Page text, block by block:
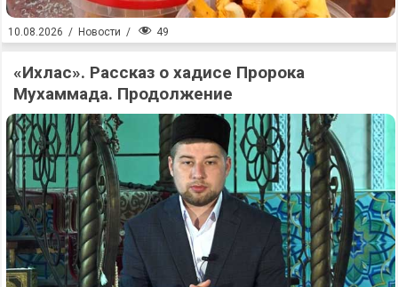
10.08.2026 / Новости / 49
«Ихлас». Рассказ о хадисе Пророка
Мухаммада. Продолжение